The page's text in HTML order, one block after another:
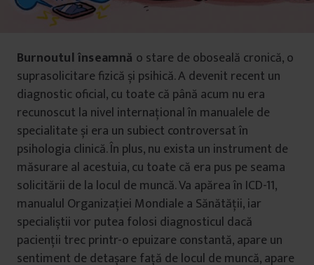
Burnoutul înseamnă o stare de oboseală cronică, o
suprasolicitare fizică și psihică. A devenit recent un
diagnostic oficial, cu toate că până acum nu era
recunoscut la nivel internațional în manualele de
specialitate și era un subiect controversat în
psihologia clinică. În plus, nu exista un instrument de
măsurare al acestuia, cu toate că era pus pe seama
solicitării de la locul de muncă. Va apărea în ICD-11,
manualul Organizației Mondiale a Sănătății, iar
specialiștii vor putea folosi diagnosticul dacă
pacienții trec printr-o epuizare constantă, apare un
sentiment de detașare față de locul de muncă, apare